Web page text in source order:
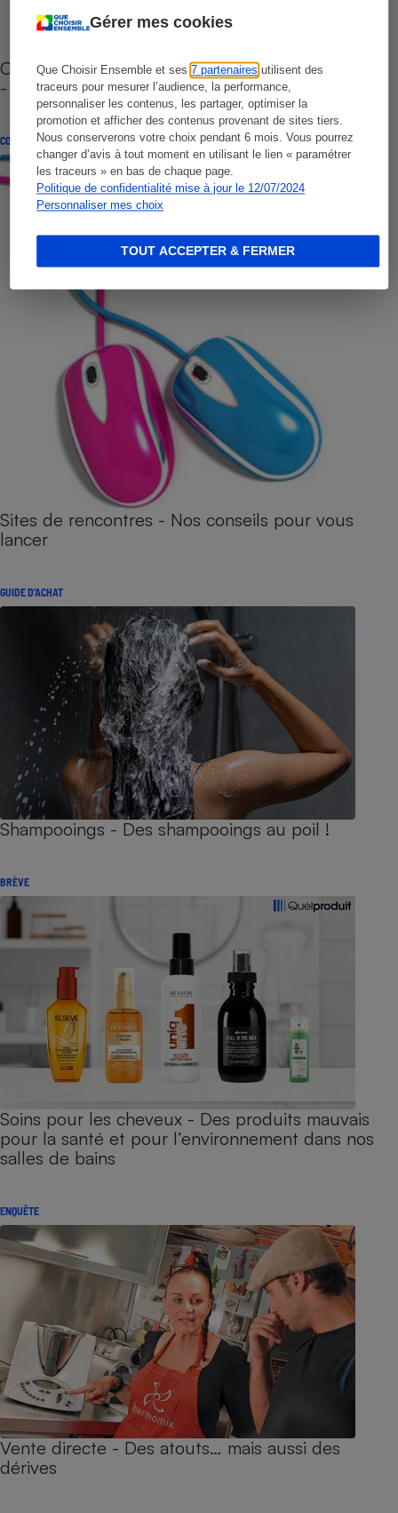
Gérer mes cookies
Que Choisir Ensemble et ses7 partenaires utilisent des
traceurs pour mesurer l’audience, la performance,
personnaliser les contenus, les partager, optimiser la
promotion et afficher des contenus provenant de sites tiers.
Nous conserverons votre choix pendant 6 mois. Vous pourrez
changer d’avis à tout moment en utilisant le lien « paramétrer
les traceurs » en bas de chaque page.
Politique de confidentialité mise à jour le 12/07/2024
Personnaliser mes choix
TOUT ACCEPTER & FERMER
Cafetière à capsules zéro déchet CoffeeB (vidéo)
- Premières impressions
CONSEILS
Sites de rencontres - Nos conseils pour vous
lancer
GUIDE D'ACHAT
Shampooings - Des shampooings au poil !
BRÈVE
Soins pour les cheveux - Des produits mauvais
pour la santé et pour l’environnement dans nos
salles de bains
ENQUÊTE
Vente directe - Des atouts… mais aussi des
dérives